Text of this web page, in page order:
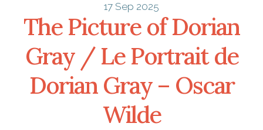
17 Sep 2025
The Picture of Dorian
Gray / Le Portrait de
Dorian Gray – Oscar
Wilde